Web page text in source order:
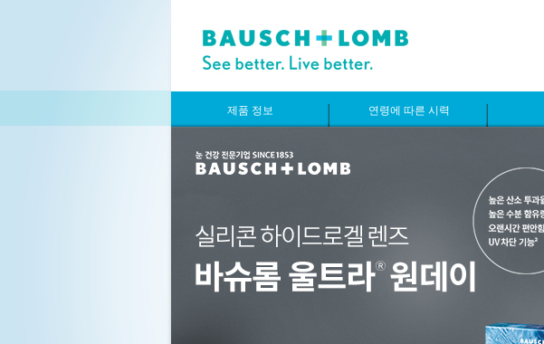
제품 정보 연령에 따른 시력